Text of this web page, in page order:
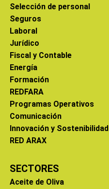
Selección de personal
Seguros
Laboral
Jurídico
Fiscal y Contable
Energía
Formación
REDFARA
Programas Operativos
Comunicación
Innovación y Sostenibilidad
RED ARAX
SECTORES
Aceite de Oliva